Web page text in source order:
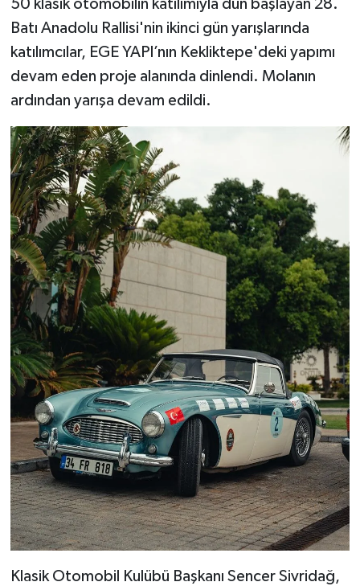
50 klasik otomobilin katılımıyla dün başlayan 28.
Batı Anadolu Rallisi'nin ikinci gün yarışlarında
katılımcılar, EGE YAPI’nın Kekliktepe'deki yapımı
devam eden proje alanında dinlendi. Molanın
ardından yarışa devam edildi.
Klasik Otomobil Kulübü Başkanı Sencer Sivridağ,